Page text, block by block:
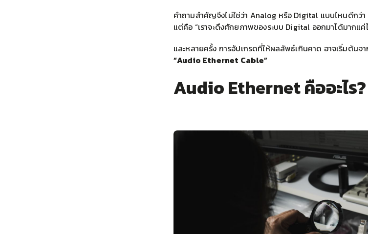
คำถามสำคัญจึงไม่ใช่ว่า Analog หรือ Digital แบบไหนดีกว่า
แต่คือ “เราจะดึงศักยภาพของระบบ Digital ออกมาได้มากแค่
และหลายครั้ง การอัปเกรดที่ให้ผลลัพธ์เกินคาด อาจเริ่มต้น
“Audio Ethernet Cable”
Audio Ethernet คืออะไร?